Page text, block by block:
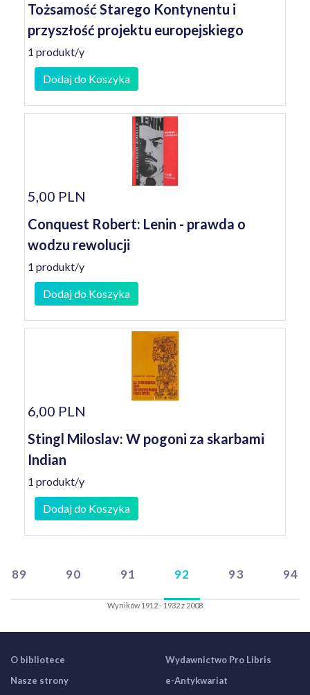
Tożsamość Starego Kontynentu i
przyszłość projektu europejskiego
1 produkt/y
Dodaj do Koszyka
5,00 PLN
Conquest Robert: Lenin - prawda o
wodzu rewolucji
1 produkt/y
Dodaj do Koszyka
6,00 PLN
Stingl Miloslav: W pogoni za skarbami
Indian
1 produkt/y
Dodaj do Koszyka
89 90 91 92 93 94
Wyników 1912 - 1932 z 2008
O bibliotece
Nasze strony
Wydawnictwo Pro Libris
e-Antykwariat